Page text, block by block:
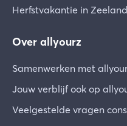
B&B te verlaten.
Gemeenschappelijke
Je bent vrij om
orangerie, de tuin en
aan de buren en de
uur wordt je verzocht
Herfstvakantie in Zeeland
Over allyourz
Samenwerken met
Jouw verblijf ook op
Veelgestelde vragen